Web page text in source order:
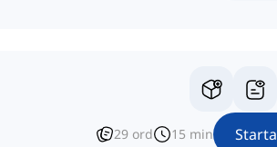
29 ord 15 min Starta